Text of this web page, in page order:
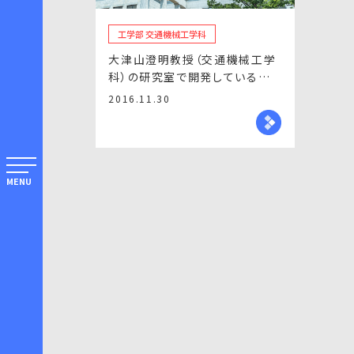
MENU
工学部 交通機械工学科
大津山澄明教授（交通機械工学
科）の研究室で開発している車
椅子が日刊ケイザイ新聞に掲載
2016.11.30